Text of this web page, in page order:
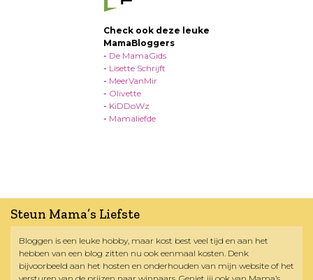
Check ook deze leuke
MamaBloggers
- De MamaGids
- Lisette Schrijft
- MeerVanMir
- Olivette
- KiDDoWz
- Mamaliefde
Steun Mama’s Liefste
Bloggen is een leuke hobby, maar kost best veel tijd en aan het
hebben van een blog zitten nu ook eenmaal kosten. Denk
bijvoorbeeld aan het hosten en onderhouden van mijn website of het